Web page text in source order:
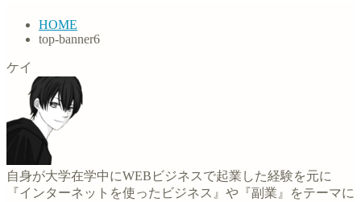
HOME
top-banner6
ケイ
自身が大学在学中にWEBビジネスで起業した経験を元に
『インターネットを使ったビジネス』や『副業』をテーマに